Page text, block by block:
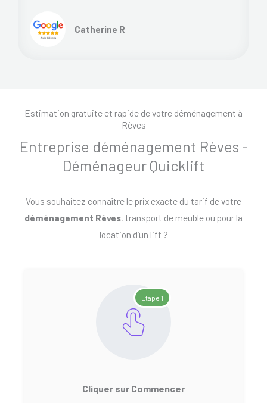
Catherine R
Estimation gratuite et rapide de votre déménagement à
Rèves
Entreprise déménagement Rèves -
Déménageur Quicklift
Vous souhaitez connaître le prix exacte du tarif de votre
déménagement Rèves, transport de meuble ou pour la
location d’un lift ?
Etape 1
Cliquer sur Commencer